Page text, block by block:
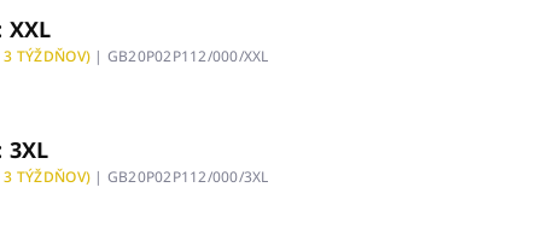
TÝŽDŇOV) | GB20P02P112/000/XXL
TÝŽDŇOV) | GB20P02P112/000/3XL